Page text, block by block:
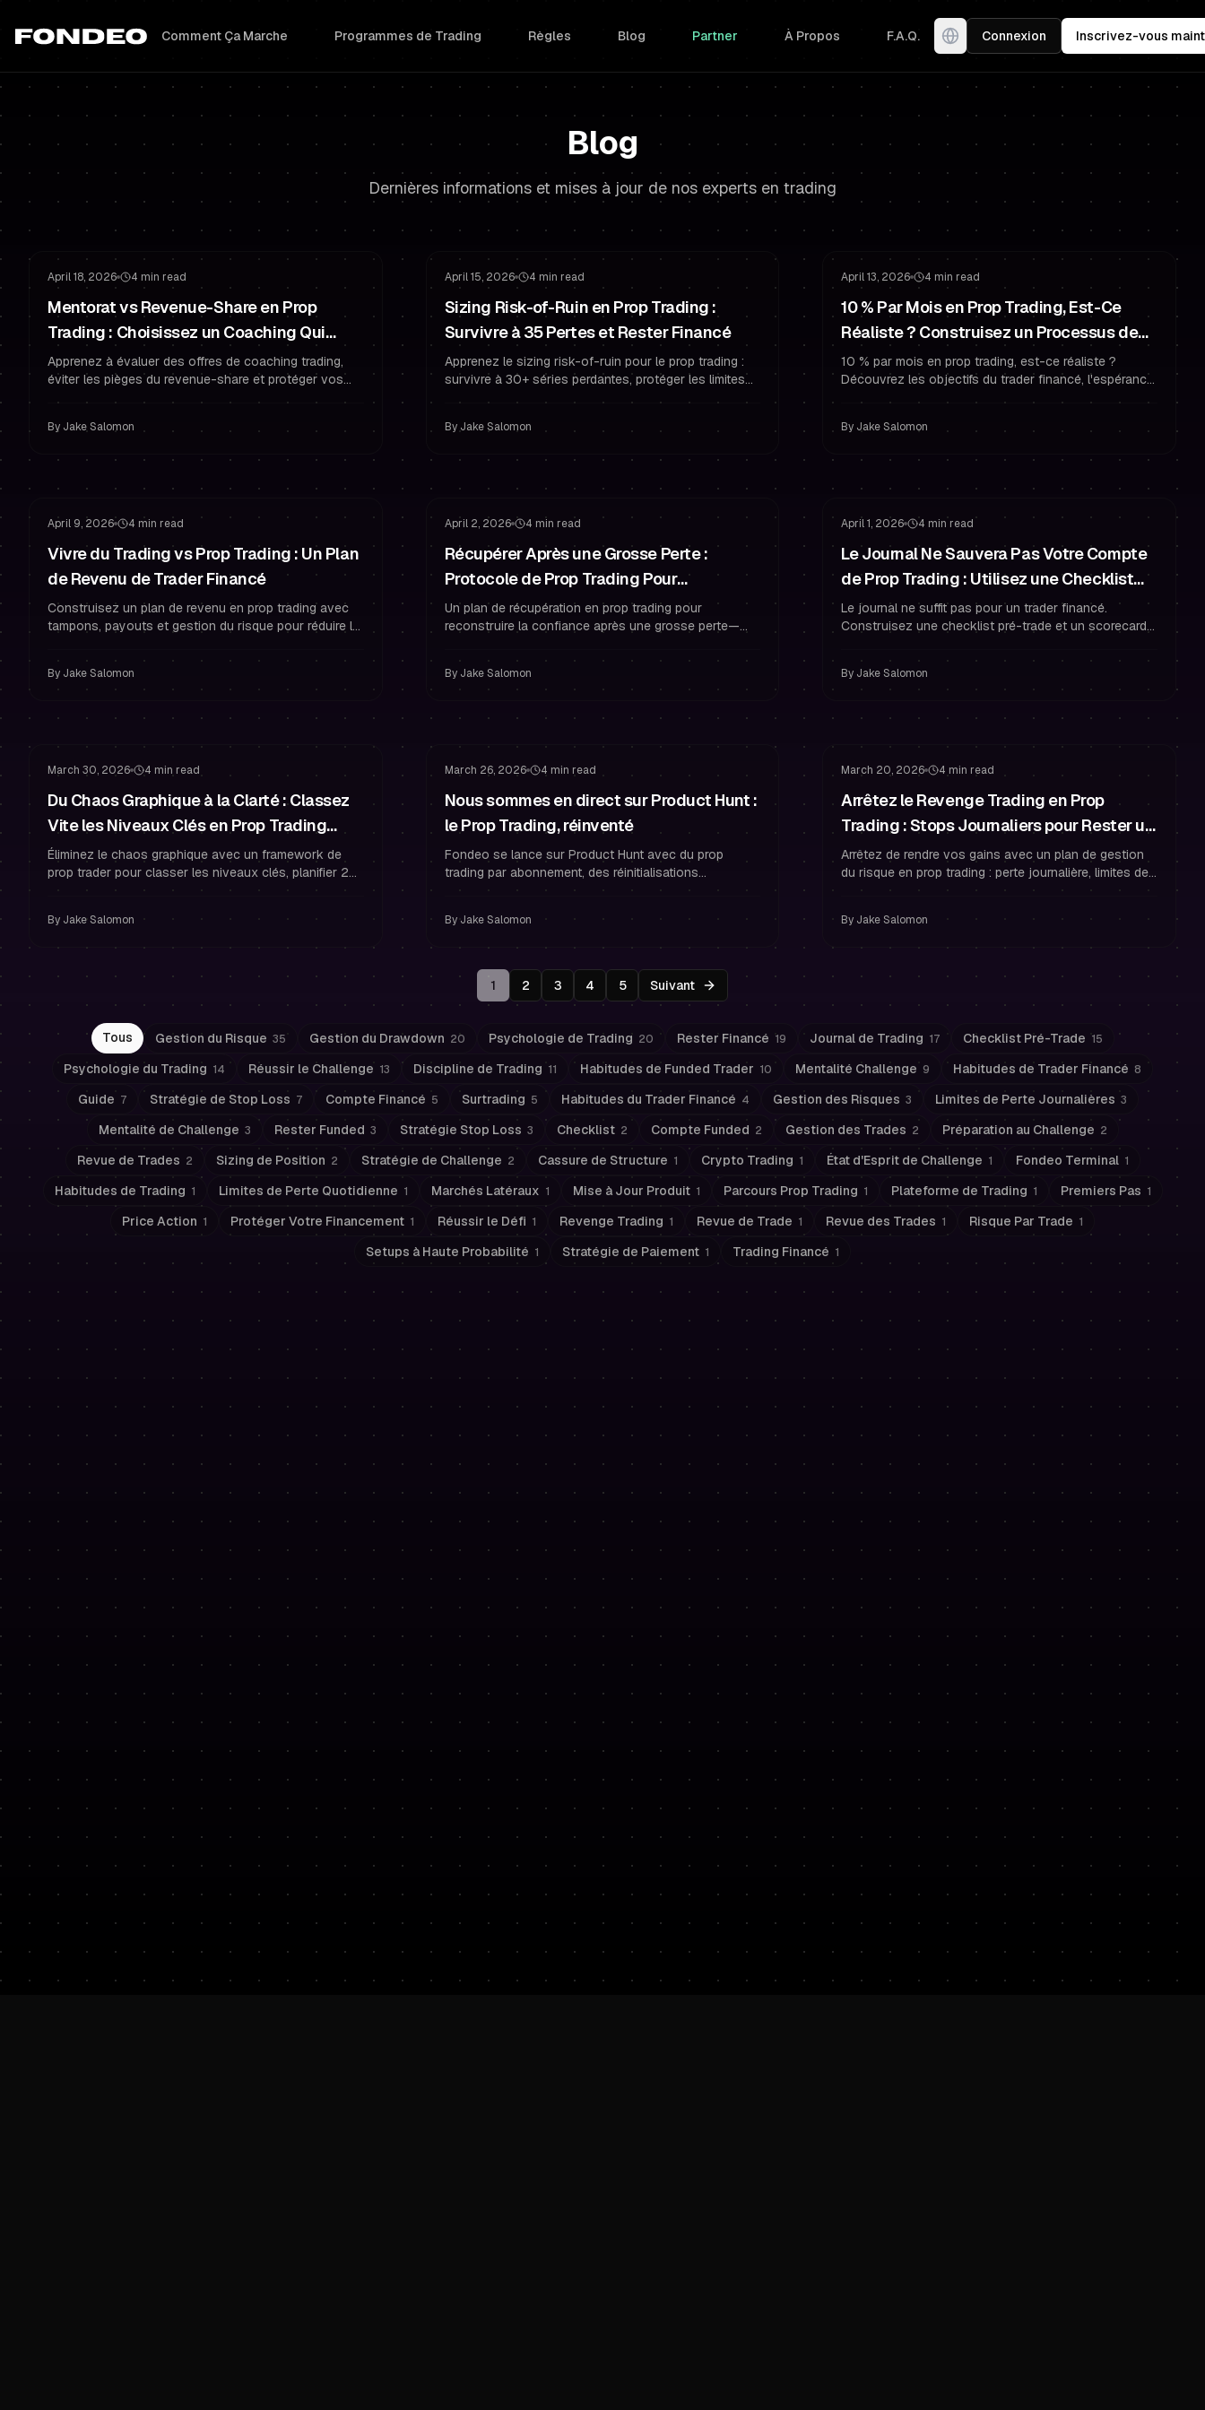
Comment Ça Marche Programmes de Trading Règles Blog Partner À Propos F.A.Q. Connexion Inscrivez-vous
Blog
Dernières informations et mises à jour de nos experts en trading
Gestion du Risque Psychologie de Trading
April 18, 2026 4 min read
Mentorat vs Revenue-Share en Prop
Trading : Choisissez un Coaching Qui
Vous Garde Financé
Apprenez à évaluer des offres de coaching trading,
éviter les pièges du revenue-share et protéger vos
By Jake Salomon
Gestion du Risque Gestion du Drawdown
April 15, 2026 4 min read
Sizing Risk-of-Ruin en Prop Trading :
Survivre à 35 Pertes et Rester Financé
Apprenez le sizing risk-of-ruin pour le prop trading :
survivre à 30+ séries perdantes, protéger les limites
By Jake Salomon
Mentalité Challenge Rester Financé
April 13, 2026 4 min read
10 % Par Mois en Prop Trading, Est-Ce
Réaliste ? Construisez un Processus de
Trader Financé
10 % par mois en prop trading, est-ce réaliste ?
Découvrez les objectifs du trader financé, l'espérance,
By Jake Salomon
April 9, 2026 4 min read
Vivre du Trading vs Prop Trading : Un Plan
de Revenu de Trader Financé
Construisez un plan de revenu en prop trading avec
tampons, payouts et gestion du risque pour réduire la
le surtrading.
By Jake Salomon
April 2, 2026 4 min read
Récupérer Après une Grosse Perte :
Protocole de Prop Trading Pour
Reconstruire la Confiance et Protéger le
Drawdown
Un plan de récupération en prop trading pour
reconstruire la confiance après une grosse perte—
risque, routines et psychologie de trading.
By Jake Salomon
April 1, 2026 4 min read
Le Journal Ne Sauvera Pas Votre Compte
de Prop Trading : Utilisez une Checklist
Pré-Trade + un Scorecard de Conformité
Le journal ne suffit pas pour un trader financé.
Construisez une checklist pré-trade et un scorecard
gestion du risque et résultats.
By Jake Salomon
Gestion du Risque Psychologie de Trading
March 30, 2026 4 min read
Du Chaos Graphique à la Clarté : Classez
Vite les Niveaux Clés en Prop Trading
(Sans Paralysie)
Éliminez le chaos graphique avec un framework de
prop trader pour classer les niveaux clés, planifier 2–
4 zones et trader avec gestion du risque et discipline
By Jake Salomon
Trading Financé Stratégie de Challenge
March 26, 2026 4 min read
Nous sommes en direct sur Product Hunt :
le Prop Trading, réinventé
Fondeo se lance sur Product Hunt avec du prop
trading par abonnement, des réinitialisations
automatiques, un coach IA et des paiements en 24
ByJake Salomon
Gestion du Risque Surtrading
March 20, 2026 4 min read
Arrêtez le Revenge Trading en Prop
Trading : Stops Journaliers pour Rester un
Trader Financé
Arrêtez de rendre vos gains avec un plan de gestion
du risque en prop trading : perte journalière, limites de
trades, règles de refroidissement et psychologie pour
By Jake Salomon
1 2 3 4 5 Suivant
Tous Gestion du Risque 35 Gestion du Drawdown 20 Psychologie de Trading 20 Rester Financé 19 Journal de Trading 17 Checklist Pré-Trade 15
Psychologie du Trading 14 Réussir le Challenge 13 Discipline de Trading 11 Habitudes de Funded Trader 10 Mentalité Challenge 9 Habitudes de Trader Financé 8
Guide 7 Stratégie de Stop Loss 7 Compte Financé 5 Surtrading 5 Habitudes du Trader Financé 4 Gestion des Risques 3 Limites de Perte Journalières 3
Mentalité de Challenge 3 Rester Funded 3 Stratégie Stop Loss 3 Checklist 2 Compte Funded 2 Gestion des Trades 2 Préparation au Challenge 2
Revue de Trades 2 Sizing de Position 2 Stratégie de Challenge 2 Cassure de Structure 1 Crypto Trading 1 État d'Esprit de Challenge 1 Fondeo Terminal 1
Habitudes de Trading 1 Limites de Perte Quotidienne 1 Marchés Latéraux 1 Mise à Jour Produit 1 Parcours Prop Trading 1 Plateforme de Trading 1 Premiers Pas 1
Price Action 1 Protéger Votre Financement 1 Réussir le Défi 1 Revenge Trading 1 Revue de Trade 1 Revue des Trades 1 Risque Par Trade 1
Setups à Haute Probabilité 1 Stratégie de Paiement 1 Trading Financé 1